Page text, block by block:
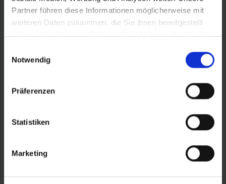
Partner führen diese Informationen möglicherweise mit
weiteren Daten zusammen, die Sie ihnen bereitgestellt
haben oder die sie im Rahmen Ihrer Nutzung der Dienste
Notwendig
Präferenzen
Statistiken
Marketing
standard inner tube.
search to narrow down the articles or filter the
the tyres using the arrows.